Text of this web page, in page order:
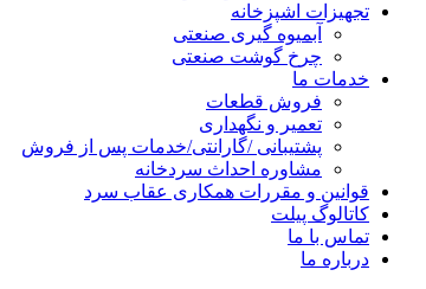
تجهیزات اشپزخانه
آبمیوه گیری صنعتی
چرخ گوشت صنعتی
خدمات ما
فروش قطعات
تعمیر و نگهداری
پشتیبانی /گارانتی/خدمات پس از فروش
مشاوره احداث سردخانه
قوانین و مقررات همکاری عقاب سرد
کاتالوگ پیلت
تماس با ما
درباره ما